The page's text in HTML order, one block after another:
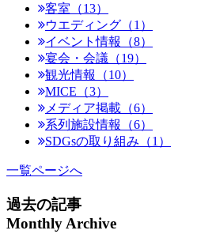
客室（13）
ウエディング（1）
イベント情報（8）
宴会・会議（19）
観光情報（10）
MICE（3）
メディア掲載（6）
系列施設情報（6）
SDGsの取り組み（1）
一覧ページへ
過去の記事
Monthly Archive